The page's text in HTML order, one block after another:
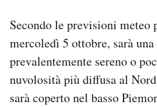
SHOP
Secondo le previsioni meteo
mercoledì 5 ottobre, sarà
prevalentemente sereno o
nuvolosità più diffusa al
sarà coperto nel basso